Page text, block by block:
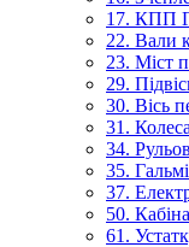
17. КПП
22. Вали
23. Міст
29.
30. Вісь
31.
34.
35.
37.
50.
61.